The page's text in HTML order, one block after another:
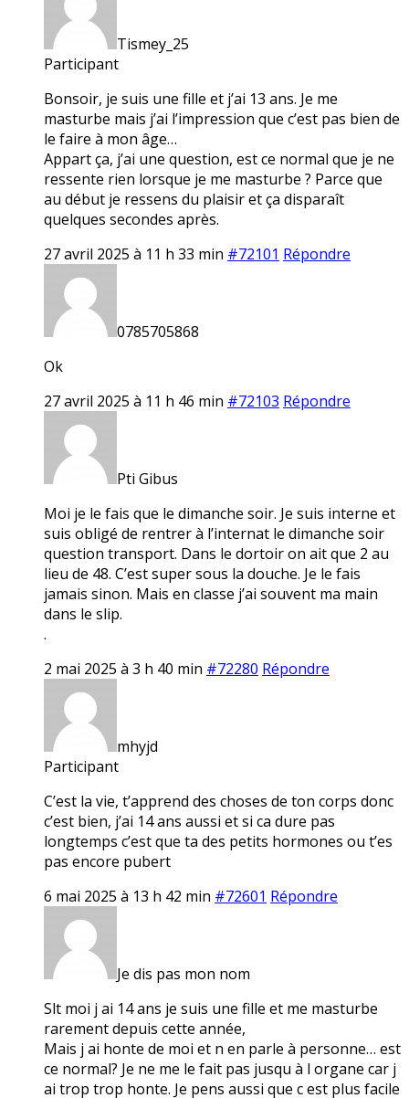
Tismey_25
Participant
Bonsoir, je suis une fille et j’ai 13 ans. Je me
masturbe mais j’ai l’impression que c’est pas bien de
le faire à mon âge…
Appart ça, j’ai une question, est ce normal que je ne
ressente rien lorsque je me masturbe ? Parce que
au début je ressens du plaisir et ça disparaît
quelques secondes après.
27 avril 2025 à 11 h 33 min #72101 Répondre
0785705868
Ok
27 avril 2025 à 11 h 46 min #72103 Répondre
Pti Gibus
Moi je le fais que le dimanche soir. Je suis interne et
suis obligé de rentrer à l’internat le dimanche soir
question transport. Dans le dortoir on ait que 2 au
lieu de 48. C’est super sous la douche. Je le fais
jamais sinon. Mais en classe j’ai souvent ma main
dans le slip.
.
2 mai 2025 à 3 h 40 min #72280 Répondre
mhyjd
Participant
C’est la vie, t’apprend des choses de ton corps donc
c’est bien, j’ai 14 ans aussi et si ca dure pas
longtemps c’est que ta des petits hormones ou t’es
pas encore pubert
6 mai 2025 à 13 h 42 min #72601 Répondre
Je dis pas mon nom
Slt moi j ai 14 ans je suis une fille et me masturbe
rarement depuis cette année,
Mais j ai honte de moi et n en parle à personne… est
ce normal? Je ne me le fait pas jusqu à l organe car j
ai trop trop honte. Je pens aussi que c est plus facile